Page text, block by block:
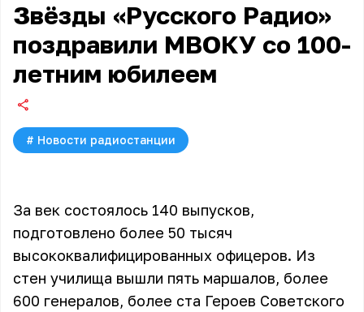
Звёзды «Русского Радио»
поздравили МВОКУ со 100-
летним юбилеем
# Новости радиостанции
За век состоялось 140 выпусков,
подготовлено более 50 тысяч
высококвалифицированных офицеров. Из
стен училища вышли пять маршалов, более
600 генералов, более ста Героев Советского